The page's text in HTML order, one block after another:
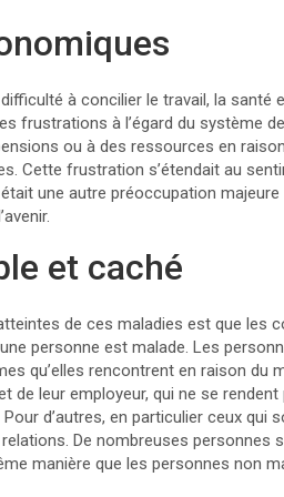
à concilier le travail, la santé
frustrations à l’égard du système
ou à des ressources en
Cette frustration s’étendait au
une autre préoccupation
et caché
de ces maladies est que les
personne est malade. Les
qu’elles rencontrent en raison du
de leur employeur, qui ne se
d’autres, en particulier ceux qui
De nombreuses personnes
manière que les personnes non